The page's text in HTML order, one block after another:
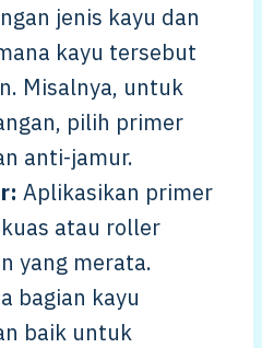
jenis kayu dan
kayu tersebut
Misalnya, untuk
pilih primer
anti-jamur.
Aplikasikan primer
atau roller
yang merata.
bagian kayu
baik untuk